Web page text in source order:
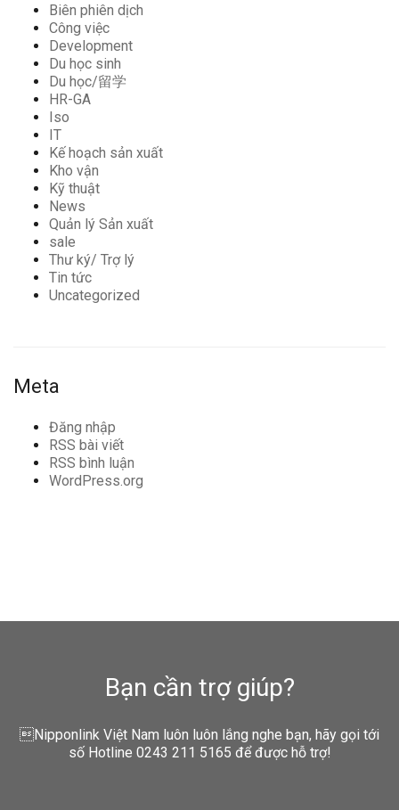
Biên phiên dịch
Công việc
Development
Du học sinh
Du học/留学
HR-GA
Iso
IT
Kế hoạch sản xuất
Kho vận
Kỹ thuật
News
Quản lý Sản xuất
sale
Thư ký/ Trợ lý
Tin tức
Uncategorized
Meta
Đăng nhập
RSS bài viết
RSS bình luận
WordPress.org
Bạn cần trợ giúp?
Nipponlink Việt Nam luôn luôn lắng nghe bạn, hãy gọi tới
số Hotline 0243 211 5165 để được hỗ trợ!